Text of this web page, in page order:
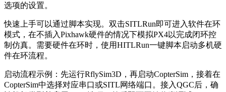
选项的设置。
快速上手可以通过脚本实现。双击SITLRun即可进入软件在环
模式，在不插入Pixhawk硬件的情况下模拟PX4以完成闭环控
制仿真。需要硬件在环时，使用HITLRun一键脚本启动多机硬
件在环流程。
启动流程示例：先运行RflySim3D，再启动CopterSim，接着在
CopterSim中选择对应串口或SITL网络端口。接入QGC后，确